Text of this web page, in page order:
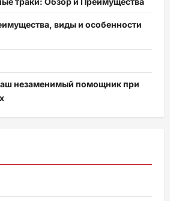
виды и особенности
незаменимый помощник при